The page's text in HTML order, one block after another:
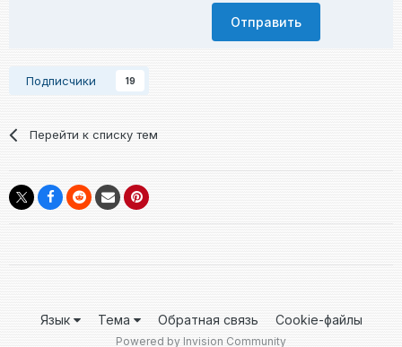
Отправить
Подписчики 19
Перейти к списку тем
Язык Тема Обратная связь Cookie-файлы
Powered by Invision Community